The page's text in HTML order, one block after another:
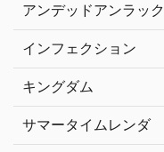
アンデッドアンラック
インフェクション
キングダム
サマータイムレンダ